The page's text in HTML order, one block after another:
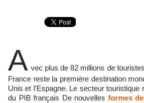
A vec plus de 82 millions de
France reste la première destination
Unis et l'Espagne. Le secteur touristique
du PIB français De nouvelles formes